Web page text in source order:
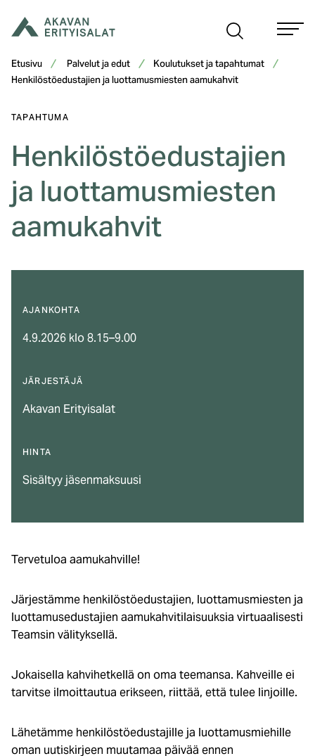
sisältöön
Etusivu Palvelut ja edut
Koulutukset ja tapahtumat
Henkilöstöedustajien ja luottamusmiesten aamukahvit
TAPAHTUMA
Henkilöstöedustajien
ja luottamusmiesten
aamukahvit
AJANKOHTA
4.9.2026 klo 8.15–9.00
JÄRJESTÄJÄ
Akavan Erityisalat
HINTA
Sisältyy jäsenmaksuusi
Tervetuloa aamukahville!
Järjestämme henkilöstöedustajien, luottamusmiesten ja
luottamusedustajien aamukahvitilaisuuksia virtuaalisesti
Teamsin välityksellä.
Jokaisella kahvihetkellä on oma teemansa. Kahveille ei
tarvitse ilmoittautua erikseen, riittää, että tulee linjoille.
Lähetämme henkilöstöedustajille ja luottamusmiehille
oman uutiskirjeen muutamaa päivää ennen